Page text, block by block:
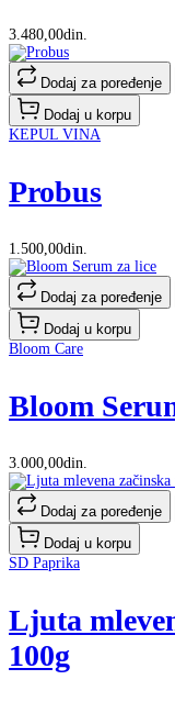
3.480,00din.
Dodaj za poređenje
Dodaj u korpu
KEPUL VINA
Probus
1.500,00din.
Dodaj za poređenje
Dodaj u korpu
Bloom Care
Bloom
3.000,00din.
Dodaj za poređenje
Dodaj u korpu
SD Paprika
Ljuta
100g